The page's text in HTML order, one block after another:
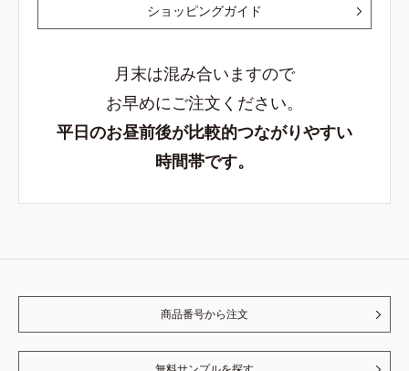
ショッピングガイド
月末は混み合いますので
お早めにご注文ください。
平日のお昼前後が比較的つながりやすい
時間帯です。
商品番号から注文